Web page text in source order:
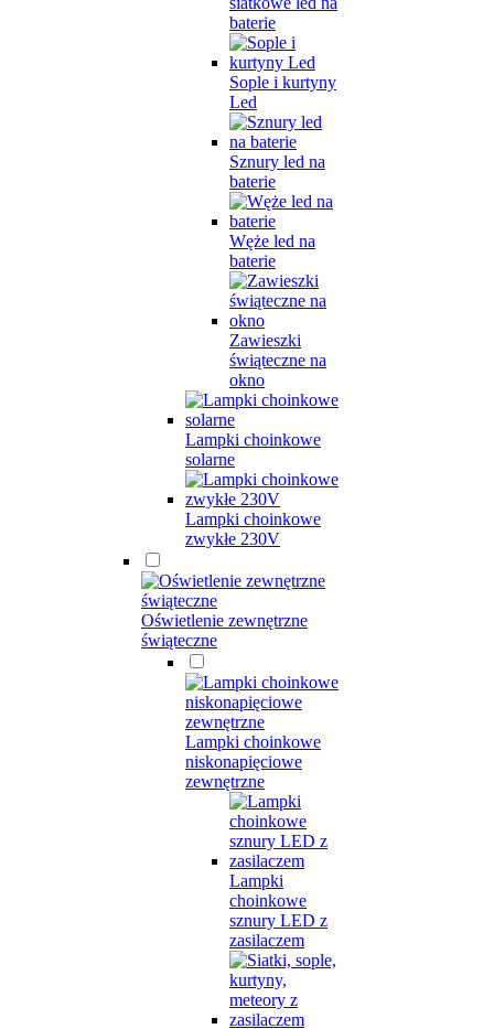
baterie
Sople i kurtyny
Led
Sznury led na
baterie
Węże led na
baterie
Zawieszki
świąteczne na
okno
Lampki choinkowe
solarne
Lampki choinkowe
zwykłe 230V
Oświetlenie zewnętrzne
świąteczne
Lampki choinkowe
niskonapięciowe
zewnętrzne
Lampki
choinkowe
sznury LED z
zasilaczem